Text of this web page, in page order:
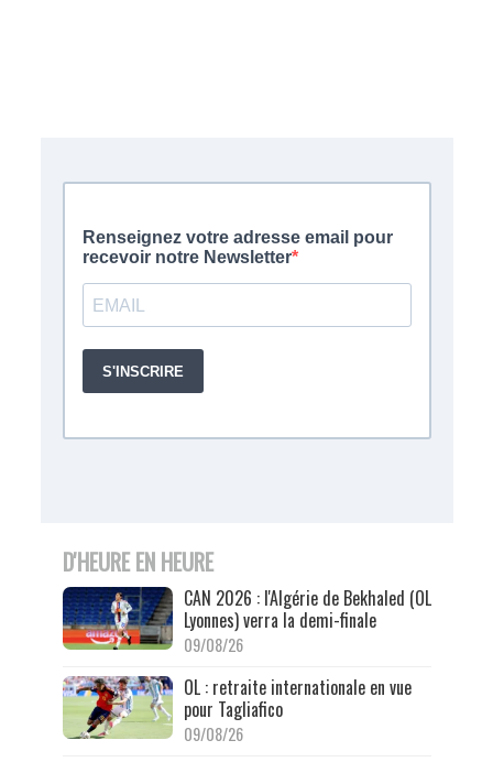
D'HEURE EN HEURE
CAN 2026 : l'Algérie de Bekhaled (OL
Lyonnes) verra la demi-finale
09/08/26
OL : retraite internationale en vue
pour Tagliafico
09/08/26